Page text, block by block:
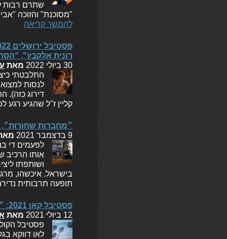
שתרם רבות
"מסוכנת" והזוכה
להמשך קריאה
רונית אלקבץ",
30 ביולי 2022
מאת
התלבטתי
לנסות
דירוג כזה).
קליין ז"ל שהגיע
״מחברות
9 בדצמבר 2021
לפעמים די
אותו הרכיב
ושותפתו
בישראל. איכשהו,
תופעה תרבותית
פסטיבל קאן 2021: ״הברך״, ״מחברות שחורות״
12 ביולי 2021
מאת
לאו דווקא